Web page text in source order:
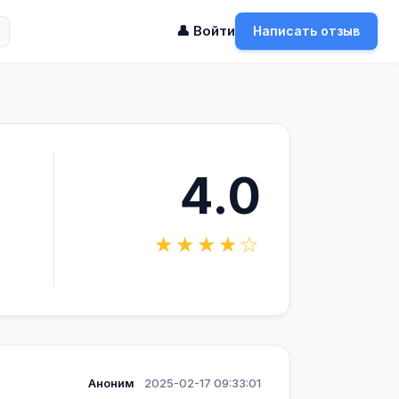
👤 Войти Написать отзыв
4.0
★★★★☆
Аноним
2025-02-17 09:33:01